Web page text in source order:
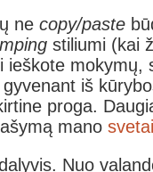
ne copy/paste
stiliumi (kai
ieškote mokymų,
iš
proga.
mano
Nuo